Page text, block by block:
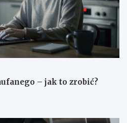
– jak to zrobić?